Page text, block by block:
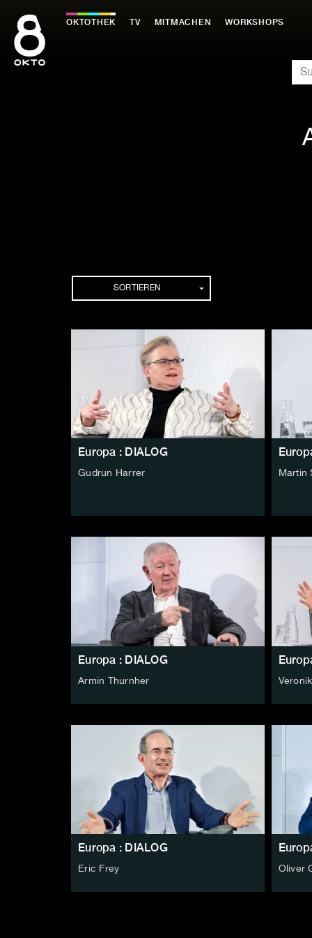
Inhalt
springen
OKTOTHEK TV MITMACHEN WORKSHOPS
SORTIEREN
Europa : DIALOG
Gudrun Harrer Martin
Europa : DIALOG
Armin Thurnher
Europa : DIALOG
Eric Frey Oliver